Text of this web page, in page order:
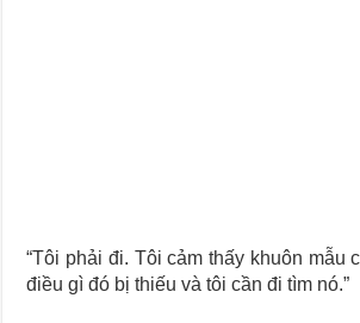
“Tôi phải đi. Tôi cảm thấy khuôn mẫu
điều gì đó bị thiếu và tôi cần đi tìm nó.”